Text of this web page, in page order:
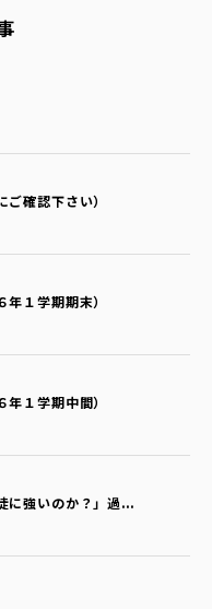
確認下さい）
年１学期期末）
年１学期中間）
に強いのか？」過...